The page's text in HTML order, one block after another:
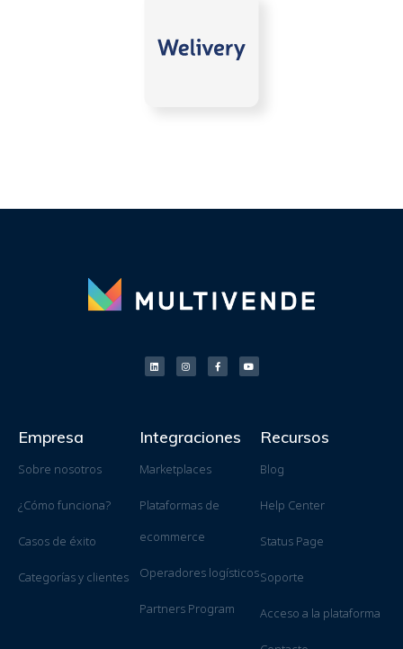
Empresa
Sobre nosotros
¿Cómo funciona?
Casos de éxito
Categorías y clientes
Integraciones
Marketplaces
Plataformas de
ecommerce
Operadores logísticos
Partners Program
Recursos
Blog
Help Center
Status Page
Soporte
Acceso a la plataforma